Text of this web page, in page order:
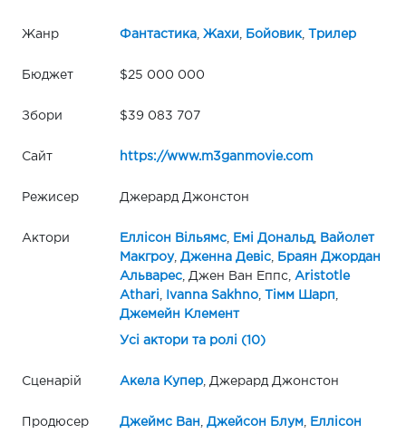
Жанр Фантастика, Жахи Бойовик, Трилер
Бюджет $25 000 000
Збори $39 083 707
Сайт https://www.m3ganmovie.com
Режисер Джерард Джонстон
Актори Еллісон Вільямс, Емі Дональд,
Вайолет
Макгроу, Дженна Девіс,
Браян Джордан
Альварес, Джен Ван Еппс,
Aristotle
Athari
Ivanna Sakhno, Тімм Шарп
Джемейн Клемент
Усі актори та ролі (10)
Сценарій Акела Купер, Джерард Джонстон
Продюсер Джеймс Ван Джейсон Блум,
Еллісон